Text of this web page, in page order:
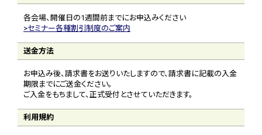
各会場、開催日の1週間前までにお申込みください
セミナー各種割引制度のご案内
送金方法
お申込み後、請求書をお送りいたしますので、請求書に記載の入金
期限までにご送金ください。
ご入金をもちまして、正式受付とさせていただきます。
利用規約